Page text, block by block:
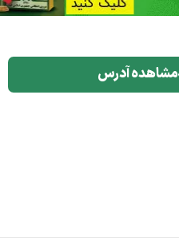
مشاهده آدرس